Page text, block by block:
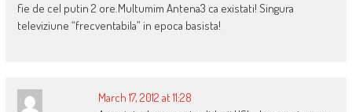
fie de cel putin 2 ore.Multumim Antena3 ca existati! Singura
televiziune “frecventabila” in epoca basista!
March 17, 2012 at 11:28